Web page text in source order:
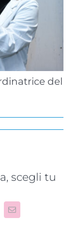
del
scegli tu
Email